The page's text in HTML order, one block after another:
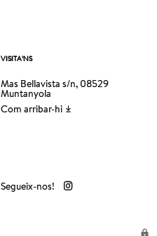
VISITA’NS
Mas Bellavista s/n, 08529
Muntanyola
Com arribar-hi
Segueix-nos!
lock